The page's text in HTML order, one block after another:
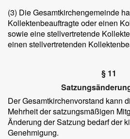
(3) Die Gesamtkirchengemeinde
Kollektenbeauftragte oder einen
sowie eine stellvertretende
einen stellvertretenden
§ 11
Der Gesamtkirchenvorstand kann
Mehrheit der satzungsmäßigen
Änderung der Satzung bedarf der
Genehmigung.